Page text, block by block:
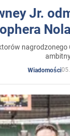
Jr.
nagrodzonego
Wiadomości